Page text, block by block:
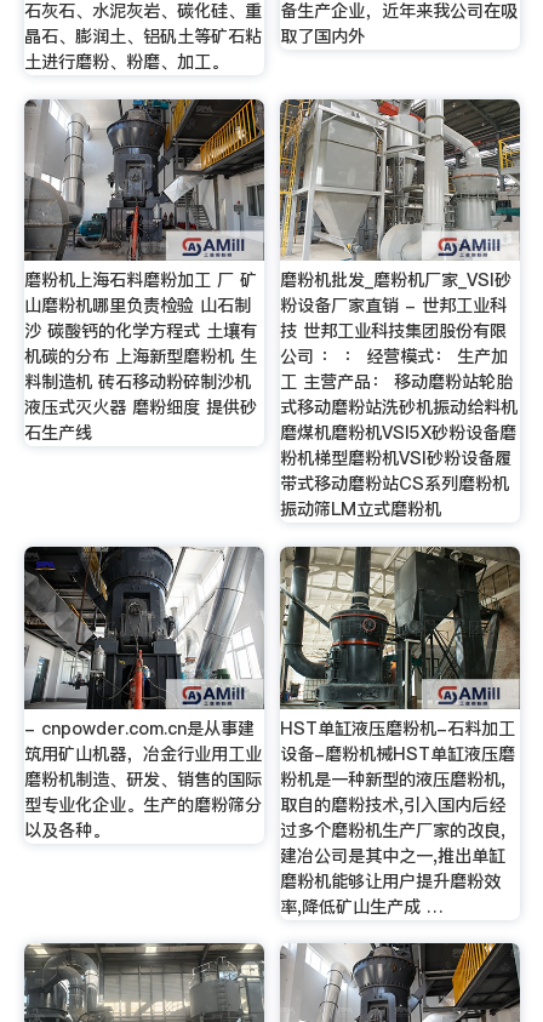
石灰石、水泥灰岩、碳化硅、重
晶石、膨润土、铝矾土等矿石粘
土进行磨粉、粉磨、加工。
备生产企业，近年来我公司在吸
取了国内外
磨粉机上海石料磨粉加工 厂 矿
山磨粉机哪里负责检验 山石制
沙 碳酸钙的化学方程式 土壤有
机碳的分布 上海新型磨粉机 生
料制造机 砖石移动粉碎制沙机
液压式灭火器 磨粉细度 提供砂
石生产线
磨粉机批发_磨粉机厂家_VSI砂
粉设备厂家直销 - 世邦工业科
技 世邦工业科技集团股份有限
公司 ： ： 经营模式： 生产加
工 主营产品： 移动磨粉站轮胎
式移动磨粉站洗砂机振动给料机
磨煤机磨粉机VSI5X砂粉设备磨
粉机梯型磨粉机VSI砂粉设备履
带式移动磨粉站CS系列磨粉机
振动筛LM立式磨粉机
- cnpowder.com.cn是从事建
筑用矿山机器，冶金行业用工业
磨粉机制造、研发、销售的国际
型专业化企业。生产的磨粉筛分
以及各种。
HST单缸液压磨粉机-石料加工
设备-磨粉机械HST单缸液压磨
粉机是一种新型的液压磨粉机,
取自的磨粉技术,引入国内后经
过多个磨粉机生产厂家的改良,
建冶公司是其中之一,推出单缸
磨粉机能够让用户提升磨粉效
率,降低矿山生产成 …